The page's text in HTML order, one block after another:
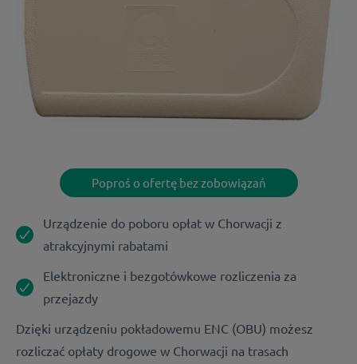
Poproś o ofertę bez zobowiązań
Urządzenie do poboru opłat w Chorwacji z
atrakcyjnymi rabatami
Elektroniczne i bezgotówkowe rozliczenia za
przejazdy
Dzięki urządzeniu pokładowemu ENC (OBU) możesz
rozliczać opłaty drogowe w Chorwacji na trasach